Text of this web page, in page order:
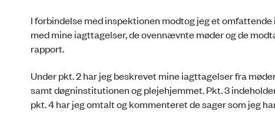
I forbindelse med inspektionen modtog jeg et
med mine iagttagelser, de ovennævnte møder og de
rapport.
Under pkt. 2 har jeg beskrevet mine iagttagelser fra
samt døgninstitutionen og plejehjemmet. Pkt. 3
pkt. 4 har jeg omtalt og kommenteret de sager som jeg